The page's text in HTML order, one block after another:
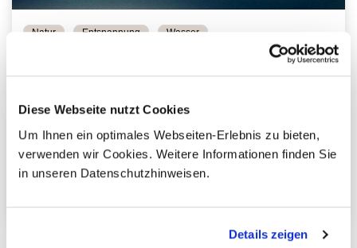
Diese Webseite nutzt Cookies
Um Ihnen ein optimales Webseiten-Erlebnis zu bieten,
verwenden wir Cookies. Weitere Informationen finden Sie
in unseren Datenschutzhinweisen.
Details zeigen
Natur Entspannung Wasser
Relax
Isla Contadora
3 Tage
Individuelle Rundreisen
ab 0,00 €
pro Person
Mehr erfahren